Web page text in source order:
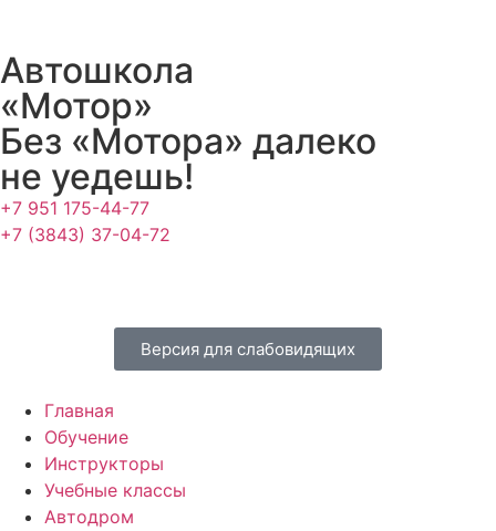
Автошкола
«Мотор»
Без «Мотора» далеко
не уедешь!
+7 951 175-44-77
+7 (3843) 37-04-72
Версия для слабовидящих
Главная
Обучение
Инструкторы
Учебные классы
Автодром